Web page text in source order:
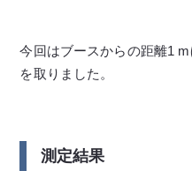
今回はブースからの距離1
を取りました。
測定結果